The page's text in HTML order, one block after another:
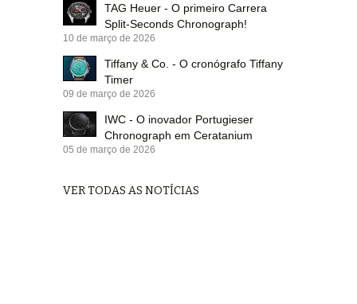
TAG Heuer - O primeiro Carrera
Split-Seconds Chronograph!
10 de março de 2026
Tiffany & Co. - O cronógrafo Tiffany
Timer
09 de março de 2026
IWC - O inovador Portugieser
Chronograph em Ceratanium
05 de março de 2026
VER TODAS AS NOTÍCIAS